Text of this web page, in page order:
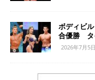
ボディビ
合優勝 タ
2026年7月5日